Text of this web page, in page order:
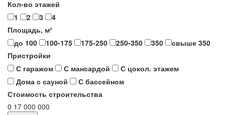
Кол-во этажей
1
2 3
4
Площадь, м²
до 100
100-175 175-250 250-350 350
свыше 350
Пристройки
С гаражом
С мансардой
С цокол. этажем
Дома с сауной
С бассейном
Стоимость строительства
0 17 000 000